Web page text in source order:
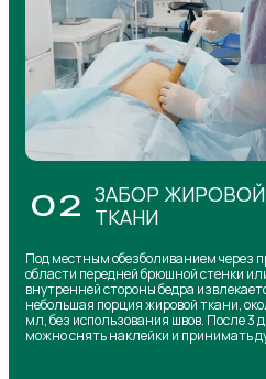
02 ЗАБОР ЖИРОВОЙ
ТКАНИ
Под местным обезболиванием через
области передней брюшной стенки
внутренней стороны бедра
небольшая порция жировой ткани,
мл, без использования швов. После 3
можно снять наклейки и принимать